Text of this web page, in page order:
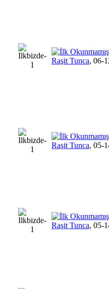
Raşit Tunca, 06-
Raşit Tunca, 05-
Raşit Tunca, 05-